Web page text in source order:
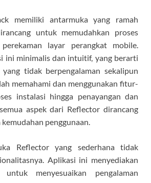
memiliki antarmuka yang ramah
untuk memudahkan proses
layar perangkat mobile.
ini minimalis dan intuitif, yang berarti
yang tidak berpengalaman sekalipun
memahami dan menggunakan fitur-
instalasi hingga penayangan dan
aspek dari Reflector dirancang
penggunaan.
Reflector yang sederhana tidak
Aplikasi ini menyediakan
menyesuaikan pengalaman